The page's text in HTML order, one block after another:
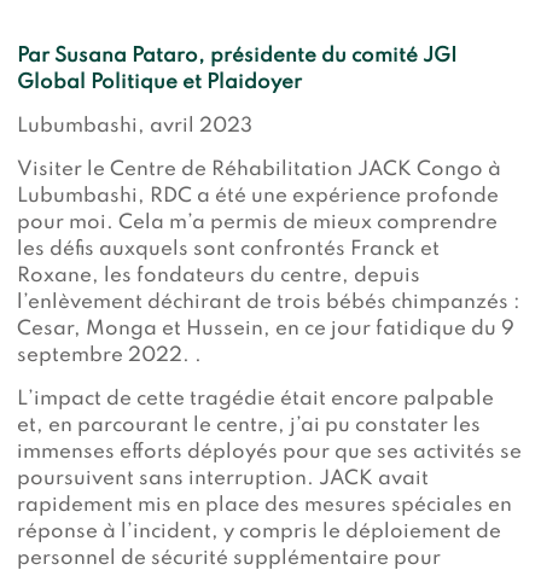
Par Susana Pataro, présidente du comité JGI
Global Politique et Plaidoyer
Lubumbashi, avril 2023
Visiter le Centre de Réhabilitation JACK Congo à
Lubumbashi, RDC a été une expérience profonde
pour moi. Cela m’a permis de mieux comprendre
les défis auxquels sont confrontés Franck et
Roxane, les fondateurs du centre, depuis
l’enlèvement déchirant de trois bébés chimpanzés :
Cesar, Monga et Hussein, en ce jour fatidique du 9
septembre 2022. .
L’impact de cette tragédie était encore palpable
et, en parcourant le centre, j’ai pu constater les
immenses efforts déployés pour que ses activités se
poursuivent sans interruption. JACK avait
rapidement mis en place des mesures spéciales en
réponse à l’incident, y compris le déploiement de
personnel de sécurité supplémentaire pour